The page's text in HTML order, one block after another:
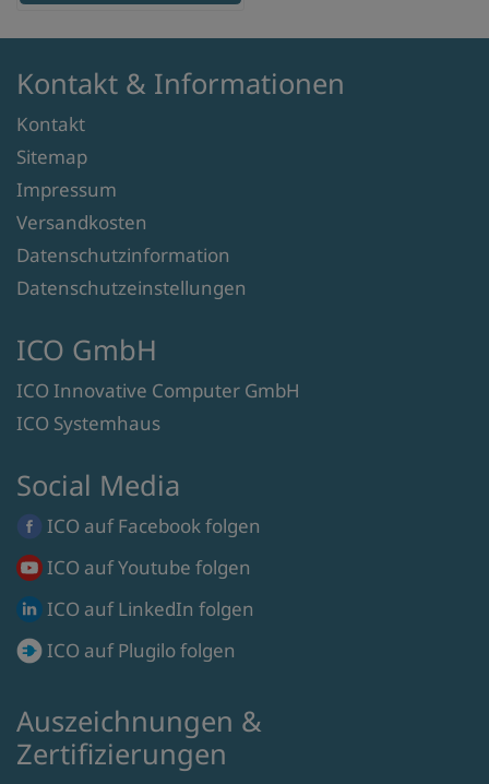
Kontakt & Informationen
Kontakt
Sitemap
Impressum
Versandkosten
Datenschutzinformation
Datenschutzeinstellungen
ICO GmbH
ICO Innovative Computer GmbH
ICO Systemhaus
Social Media
ICO aufFacebookfolgen
ICO aufYoutube folgen
ICO aufLinkedIn folgen
ICO aufPlugilofolgen
Auszeichnungen &
Zertifizierungen